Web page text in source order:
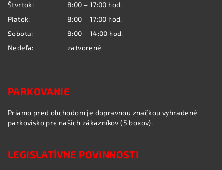
Štvrtok:
8:00 – 17:00 hod.
Piatok:
8:00 – 17:00 hod.
Sobota:
8:00 – 14:00 hod.
Nedeľa:
zatvorené
PARKOVANIE
Priamo pred obchodom je dopravnou značkou vyhradené
parkovisko pre našich zákazníkov (5 boxov).
LEGISLATÍVNE POVINNOSTI